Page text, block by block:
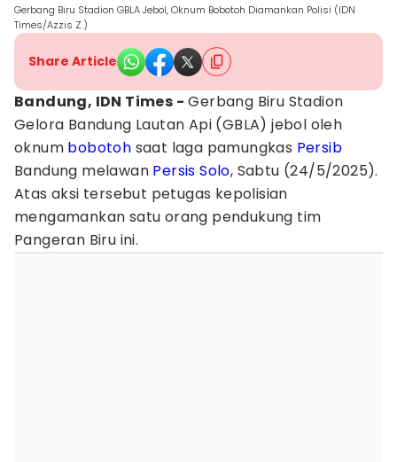
Gerbang Biru Stadion GBLA Jebol, Oknum Bobotoh Diamankan Polisi (IDN
Times/Azzis Z.)
Share Article
Bandung, IDN Times - Gerbang Biru Stadion
Gelora Bandung Lautan Api (GBLA) jebol oleh
oknum bobotoh saat laga pamungkas Persib
Bandung melawan Persis Solo, Sabtu (24/5/2025).
Atas aksi tersebut petugas kepolisian
mengamankan satu orang pendukung tim
Pangeran Biru ini.